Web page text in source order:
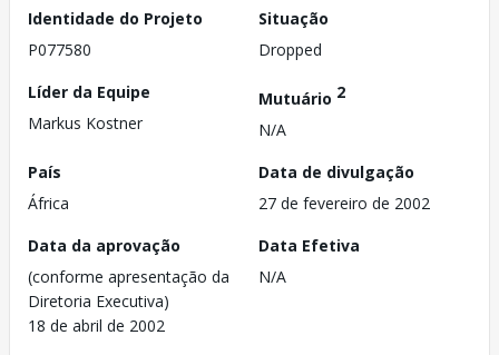
Identidade do Projeto
P077580
Situação
Dropped
Líder da Equipe
Markus Kostner
Mutuário 2
N/A
País
África
Data de divulgação
27 de fevereiro de 2002
Data da aprovação
(conforme apresentação da
Diretoria Executiva)
18 de abril de 2002
Data Efetiva
N/A